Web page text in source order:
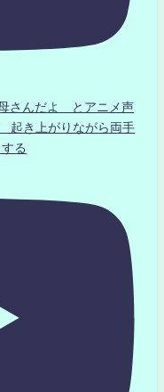
さんだよ とアニメ声
起き上がりながら両手
る